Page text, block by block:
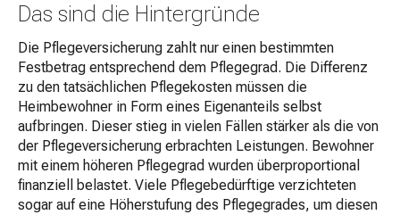
Das sind die Hintergründe
Die Pflegeversicherung zahlt nur einen bestimmten
Festbetrag entsprechend dem Pflegegrad. Die Differenz
zu den tatsächlichen Pflegekosten müssen die
Heimbewohner in Form eines Eigenanteils selbst
aufbringen. Dieser stieg in vielen Fällen stärker als die von
der Pflegeversicherung erbrachten Leistungen. Bewohner
mit einem höheren Pflegegrad wurden überproportional
finanziell belastet. Viele Pflegebedürftige verzichteten
sogar auf eine Höherstufung des Pflegegrades, um diesen